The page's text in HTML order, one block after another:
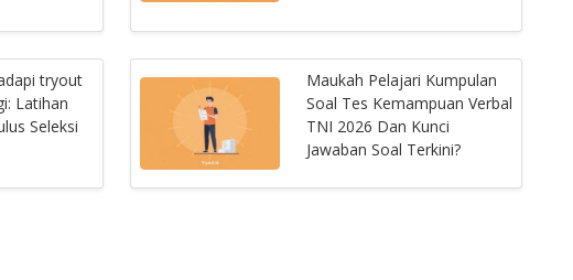
tryout
Latihan
Seleksi
Maukah Pelajari Kumpulan
Soal Tes Kemampuan Verbal
TNI 2026 Dan Kunci
Jawaban Soal Terkini?